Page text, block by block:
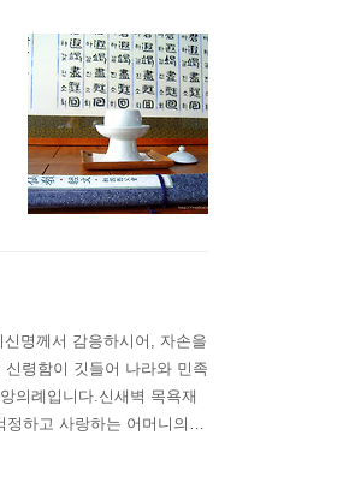
명께서 감응하시어, 자손을
령함이 깃들어 나라와 민족
의례입니다.신새벽 목욕재
하고 사랑하는 어머니의
... 간절히 기도올리신 그